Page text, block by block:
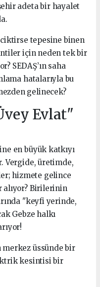
adeta bir hayalet
tepesine binen
için neden tek bir
SEDAŞ’ın saha
hatalarıyla bu
gelinecek?
Evlat"
en büyük katkıyı
Vergide, üretimde,
hizmete gelince
alıyor? Birilerinin
"keyfi yerinde,
Gebze halkı
merkez üssünde bir
kesintisi bir